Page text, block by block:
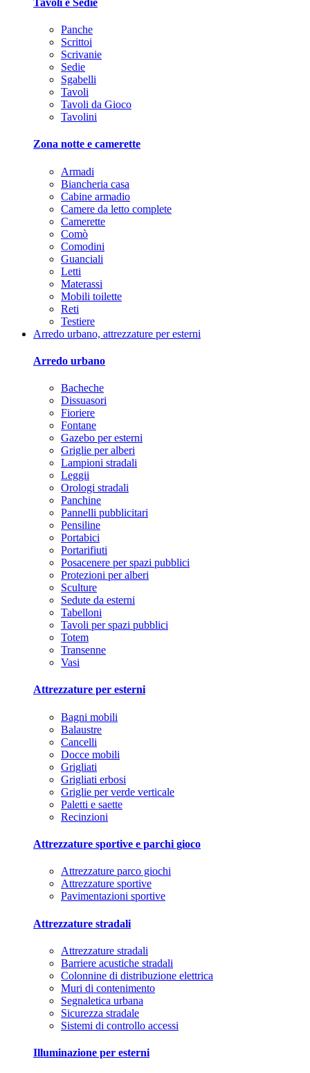
Panche
Scrittoi
Scrivanie
Sedie
Sgabelli
Tavoli
Tavoli da Gioco
Tavolini
Zona notte e camerette
Armadi
Biancheria casa
Cabine armadio
Camere da letto complete
Camerette
Comò
Comodini
Guanciali
Letti
Materassi
Mobili toilette
Reti
Testiere
Arredo urbano, attrezzature per esterni
Arredo urbano
Bacheche
Dissuasori
Fioriere
Fontane
Gazebo per esterni
Griglie per alberi
Lampioni stradali
Leggii
Orologi stradali
Panchine
Pannelli pubblicitari
Pensiline
Portabici
Portarifiuti
Posacenere per spazi pubblici
Protezioni per alberi
Sculture
Sedute da esterni
Tabelloni
Tavoli per spazi pubblici
Totem
Transenne
Vasi
Attrezzature per esterni
Bagni mobili
Balaustre
Cancelli
Docce mobili
Grigliati
Grigliati erbosi
Griglie per verde verticale
Paletti e saette
Recinzioni
Attrezzature sportive e parchi gioco
Attrezzature parco giochi
Attrezzature sportive
Pavimentazioni sportive
Attrezzature stradali
Attrezzature stradali
Barriere acustiche stradali
Colonnine di distribuzione elettrica
Muri di contenimento
Segnaletica urbana
Sicurezza stradale
Sistemi di controllo accessi
Illuminazione per esterni